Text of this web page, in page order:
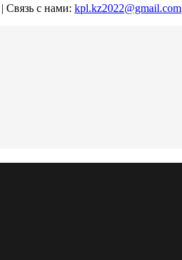
Связь с нами: kpl.kz2022@gmail.com